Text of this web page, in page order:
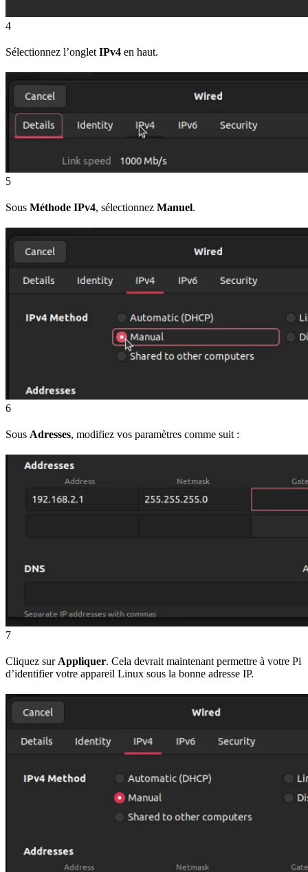
4
Sélectionnez l’ongletIPv4 en haut.
5
Sous Méthode IPv4, sélectionnez Manuel.
6
Sous Adresses, modifiez vos paramètres comme suit :
7
Cliquez surAppliquer. Cela devrait maintenant permettre à votre Pi
d’identifier votre appareil Linux sous la bonne adresse IP.